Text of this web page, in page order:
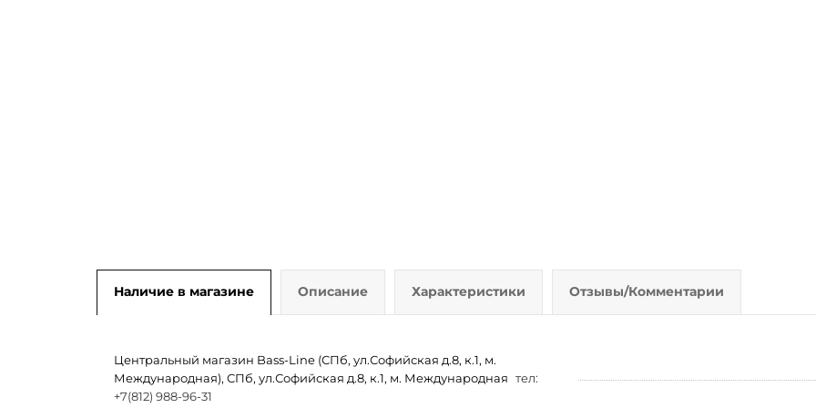
Наличие в магазине Описание Характеристики Отзывы/Комментарии
Центральный магазин Bass-Line (СПб, ул.Софийская д.8, к.1, м.
Международная), СПб, ул.Софийская д.8, к.1, м. Международная тел:
+7(812) 988-96-31